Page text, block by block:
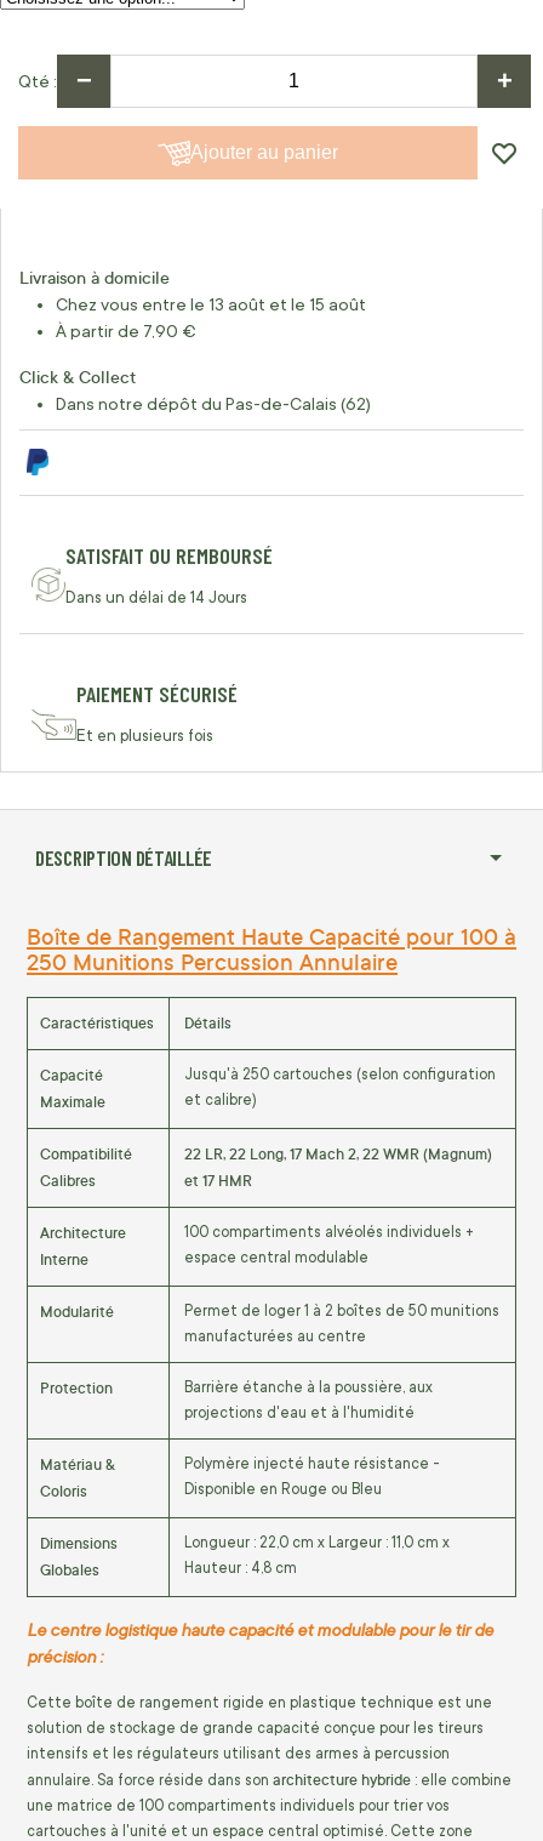
Qté − +
Ajouter au panier
Livraison à domicile
Chez vous entre le 13 août et le 15 août
À partir de 7,90 €
Click & Collect
Dans notre dépôt du Pas-de-Calais (62)
SATISFAIT OU REMBOURSÉ
Dans un délai de 14 Jours
PAIEMENT SÉCURISÉ
Et en plusieurs fois
DESCRIPTION DÉTAILLÉE
Boîte de Rangement Haute Capacité pour 100 à
250 Munitions Percussion Annulaire
Caractéristiques Détails
Capacité
Maximale
Jusqu'à 250 cartouches (selon configuration
et calibre)
Compatibilité
Calibres
22 LR, 22 Long, 17 Mach 2, 22 WMR (Magnum)
et 17 HMR
Architecture
Interne
100 compartiments alvéolés individuels +
espace central modulable
Modularité
Permet de loger 1 à 2 boîtes de 50 munitions
manufacturées au centre
Protection
Barrière étanche à la poussière, aux
projections d'eau et à l'humidité
Matériau &
Coloris
Polymère injecté haute résistance -
Disponible en Rouge ou Bleu
Dimensions
Globales
Longueur : 22,0 cm x Largeur : 11,0 cm x
Hauteur : 4,8 cm
Le centre logistique haute capacité et modulable pour le tir de
précision :
Cette boîte de rangement rigide en plastique technique est une
solution de stockage de grande capacité conçue pour les tireurs
intensifs et les régulateurs utilisant des armes à percussion
annulaire. Sa force réside dans son architecture hybride : elle combine
une matrice de 100 compartiments individuels pour trier vos
cartouches à l'unité et un espace central optimisé. Cette zone